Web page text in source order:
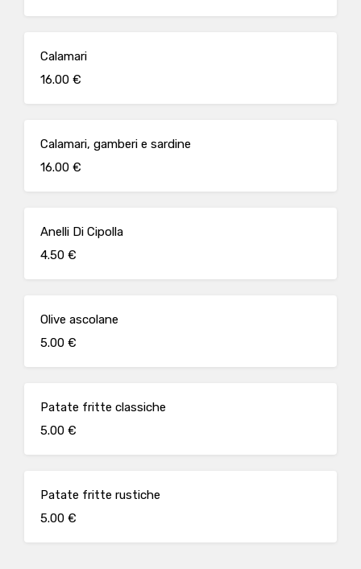
Calamari
16.00 €
Calamari, gamberi e sardine
16.00 €
Anelli Di Cipolla
4.50 €
Olive ascolane
5.00 €
Patate fritte classiche
5.00 €
Patate fritte rustiche
5.00 €